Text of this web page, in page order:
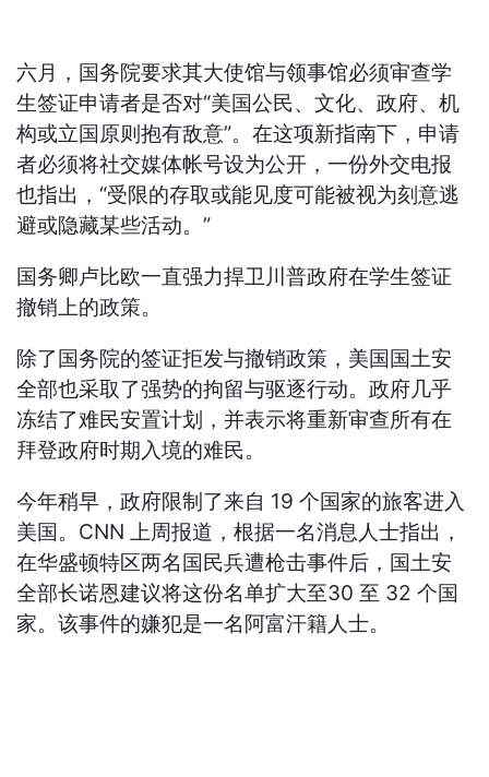
六月，国务院要求其大使馆与领事馆必须审查学
生签证申请者是否对“美国公民、文化、政府、机
构或立国原则抱有敌意”。在这项新指南下，申请
者必须将社交媒体帐号设为公开，一份外交电报
也指出，“受限的存取或能见度可能被视为刻意逃
避或隐藏某些活动。”
国务卿卢比欧一直强力捍卫川普政府在学生签证
撤销上的政策。
除了国务院的签证拒发与撤销政策，美国国土安
全部也采取了强势的拘留与驱逐行动。政府几乎
冻结了难民安置计划，并表示将重新审查所有在
拜登政府时期入境的难民。
今年稍早，政府限制了来自 19 个国家的旅客进入
美国。CNN 上周报道，根据一名消息人士指出，
在华盛顿特区两名国民兵遭枪击事件后，国土安
全部长诺恩建议将这份名单扩大至30 至 32 个国
家。该事件的嫌犯是一名阿富汗籍人士。